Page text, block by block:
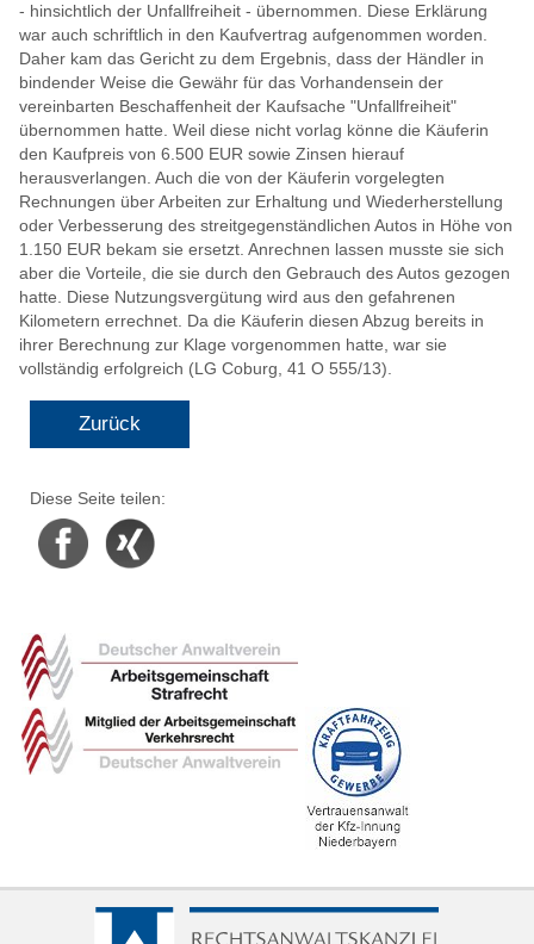
- hinsichtlich der Unfallfreiheit - übernommen. Diese Erklärung
war auch schriftlich in den Kaufvertrag aufgenommen worden.
Daher kam das Gericht zu dem Ergebnis, dass der Händler in
bindender Weise die Gewähr für das Vorhandensein der
vereinbarten Beschaffenheit der Kaufsache "Unfallfreiheit"
übernommen hatte. Weil diese nicht vorlag könne die Käuferin
den Kaufpreis von 6.500 EUR sowie Zinsen hierauf
herausverlangen. Auch die von der Käuferin vorgelegten
Rechnungen über Arbeiten zur Erhaltung und Wiederherstellung
oder Verbesserung des streitgegenständlichen Autos in Höhe von
1.150 EUR bekam sie ersetzt. Anrechnen lassen musste sie sich
aber die Vorteile, die sie durch den Gebrauch des Autos gezogen
hatte. Diese Nutzungsvergütung wird aus den gefahrenen
Kilometern errechnet. Da die Käuferin diesen Abzug bereits in
ihrer Berechnung zur Klage vorgenommen hatte, war sie
vollständig erfolgreich (LG Coburg, 41 O 555/13).
Zurück
Diese Seite teilen:
Facebook Xing